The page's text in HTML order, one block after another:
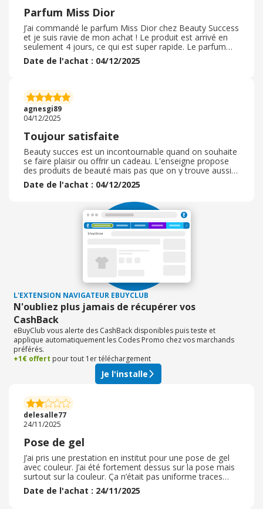
Parfum Miss Dior
J’ai commandé le parfum Miss Dior chez Beauty Success
et je suis ravie de mon achat ! Le produit est arrivé en
seulement 4 jours, ce qui est super rapide. Le parfum
est impeccable, bien emballé et sent divinement bon. Je
suis sûre qu’il fera très plaisir à ma sœur pour Noël. Je
qualité était au rendez-vous, comme toujours, chez
Dior. En plus, j'ai profité du black friday donc j'ai eu une
petite réduction sur mon achat.
Date de l'achat : 04/12/2025
agnesgi89
04/12/2025
Toujour satisfaite
Beauty succes est un incontournable quand on souhaite
se faire plaisir ou offrir un cadeau. L'enseigne propose
des produits de beauté mais pas que on y trouve aussi
de la déco pour la maison notamment des bougies.
Ensuite il ont les prix les plus bas annoncés quand vous
des commande de parfums à faire par exemple. Le
service client est réactif je n'ai rien a redire sur le service.
J'ai toujours eu un retour à mes demandes client. Si vous
chercher un site pour prendre soin de vous je vous
Date de l'achat : 04/12/2025
L'EXTENSION NAVIGATEUR EBUYCLUB
N'oubliez plus jamais de récupérer vos
CashBack
eBuyClub vous alerte des CashBack disponibles puis teste et
applique automatiquement les Codes Promo chez vos marchands
préférés.
+1€ offert pour tout 1er téléchargement
Je l'installe
delesalle77
24/11/2025
Pose de gel
J’ai pris une prestation en institut pour une pose de gel
avec couleur. J’ai été fortement dessus sur la pose mais
surtout sur la couleur. Ça n’était pas uniforme traces
apparente de couleur et débordements Apparement 25
ans d’expérience pour l’esthétique mais en tout cas la
Date de l'achat : 24/11/2025